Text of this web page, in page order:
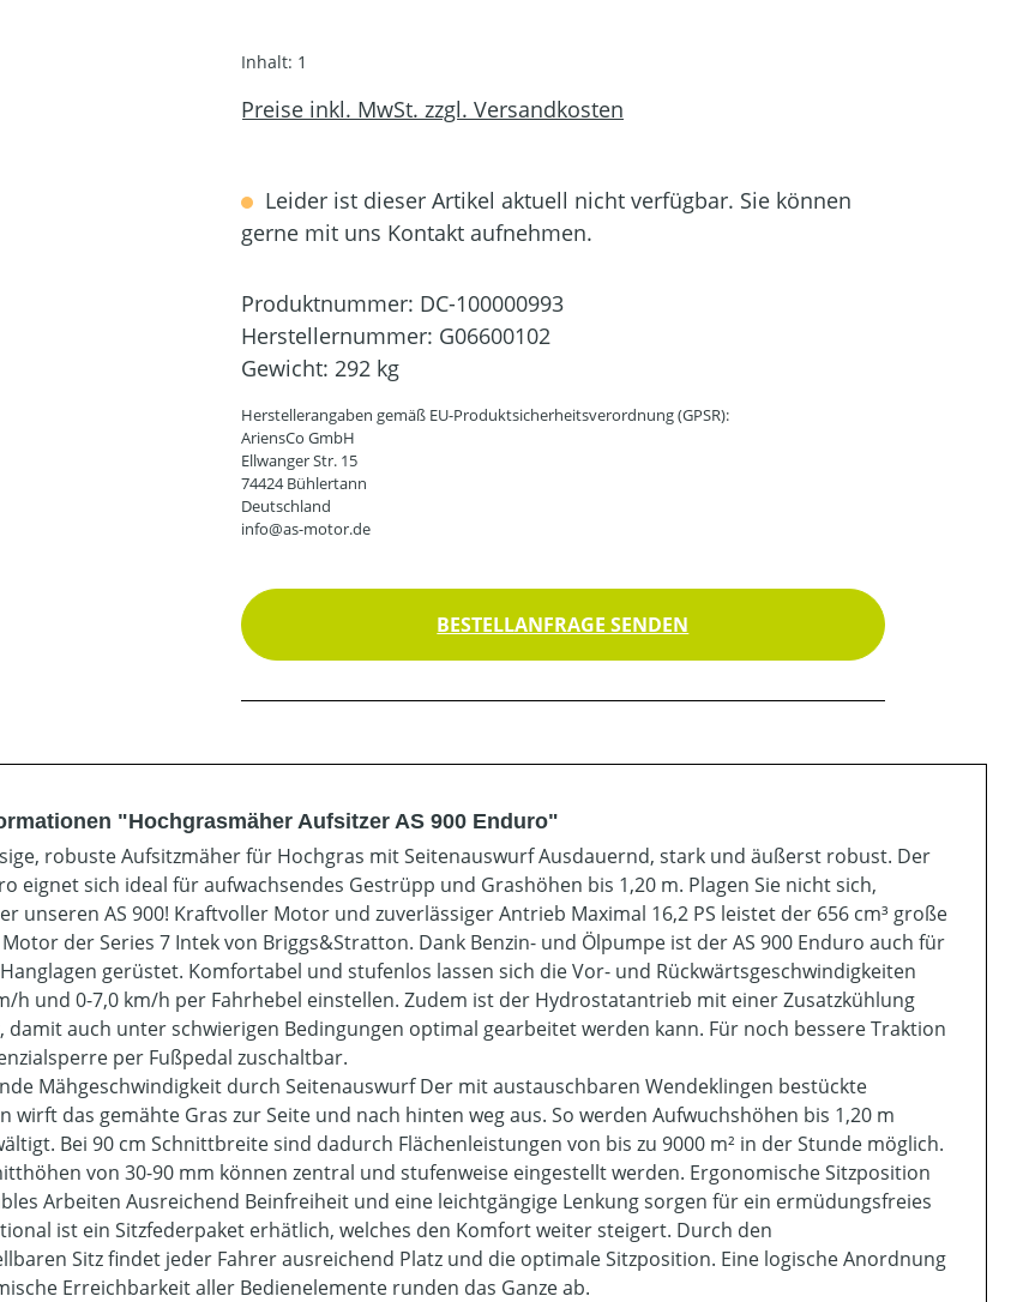
Inhalt: 1
Preise inkl. MwSt. zzgl. Versandkosten
Leider ist dieser Artikel aktuell nicht verfügbar. Sie können
gerne mit uns Kontakt aufnehmen.
Produktnummer: DC-100000993
Herstellernummer: G06600102
Gewicht: 292 kg
Herstellerangaben gemäß EU-Produktsicherheitsverordnung (GPSR):
AriensCo GmbH
Ellwanger Str. 15
74424 Bühlertann
Deutschland
info@as-motor.de
BESTELLANFRAGE SENDEN
"Hochgrasmäher Aufsitzer AS 900 Enduro"
robuste Aufsitzmäher für Hochgras mit Seitenauswurf Ausdauernd, stark und äußerst robust. Der
eignet sich ideal für aufwachsendes Gestrüpp und Grashöhen bis 1,20 m. Plagen Sie nicht sich,
unseren AS 900! Kraftvoller Motor und zuverlässiger Antrieb Maximal 16,2 PS leistet der 656 cm³ große
der Series 7 Intek von Briggs&Stratton. Dank Benzin- und Ölpumpe ist der AS 900 Enduro auch für
gerüstet. Komfortabel und stufenlos lassen sich die Vor- und Rückwärtsgeschwindigkeiten
h und 0-7,0 km/h per Fahrhebel einstellen. Zudem ist der Hydrostatantrieb mit einer Zusatzkühlung
damit auch unter schwierigen Bedingungen optimal gearbeitet werden kann. Für noch bessere Traktion
per Fußpedal zuschaltbar.
Mähgeschwindigkeit durch Seitenauswurf Der mit austauschbaren Wendeklingen bestückte
wirft das gemähte Gras zur Seite und nach hinten weg aus. So werden Aufwuchshöhen bis 1,20 m
Bei 90 cm Schnittbreite sind dadurch Flächenleistungen von bis zu 9000 m² in der Stunde möglich.
von 30-90 mm können zentral und stufenweise eingestellt werden. Ergonomische Sitzposition
Arbeiten Ausreichend Beinfreiheit und eine leichtgängige Lenkung sorgen für ein ermüdungsfreies
ist ein Sitzfederpaket erhätlich, welches den Komfort weiter steigert. Durch den
Sitz findet jeder Fahrer ausreichend Platz und die optimale Sitzposition. Eine logische Anordnung
Erreichbarkeit aller Bedienelemente runden das Ganze ab.